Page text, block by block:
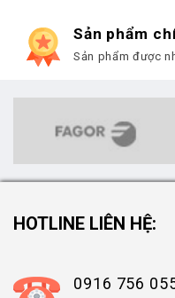
Sản phẩm
Sản phẩm được
HOTLINE LIÊN HỆ:
0916 756